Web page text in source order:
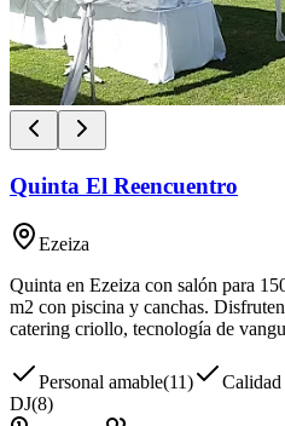
Quinta El Reencuentro
Ezeiza
Quinta en Ezeiza con salón para
m2 con piscina y canchas.
catering criollo, tecnología de
Personal amable(11) Calidad
DJ(8)